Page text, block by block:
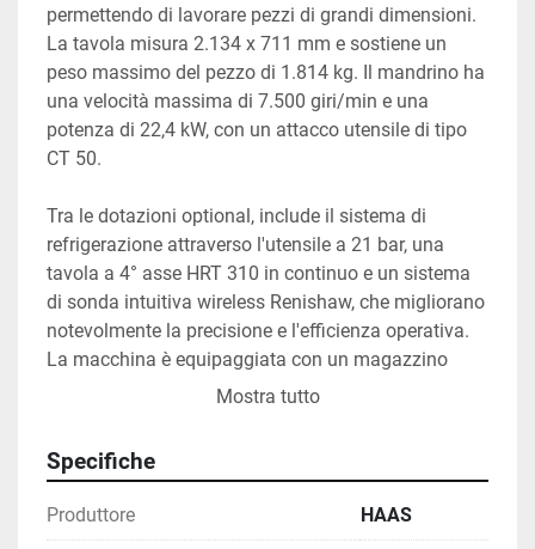
permettendo di lavorare pezzi di grandi dimensioni.
La tavola misura 2.134 x 711 mm e sostiene un
peso massimo del pezzo di 1.814 kg. Il mandrino ha
una velocità massima di 7.500 giri/min e una
potenza di 22,4 kW, con un attacco utensile di tipo
CT 50.
Tra le dotazioni optional, include il sistema di
refrigerazione attraverso l'utensile a 21 bar, una
tavola a 4° asse HRT 310 in continuo e un sistema
di sonda intuitiva wireless Renishaw, che migliorano
notevolmente la precisione e l'efficienza operativa.
La macchina è equipaggiata con un magazzino
utensili di 30 posizioni più 1, ideale per operazioni
sistemi Haas.
Mostra tutto
Specifiche
Produttore HAAS